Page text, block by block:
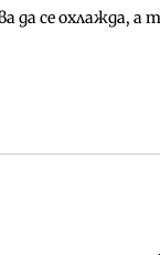
да се охлажда, а
надзора на
езеро става